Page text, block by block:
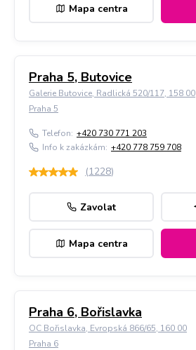
Mapa centra
Praha 5, Butovice
Galerie Butovice, Radlická 520/117, 158 00
Praha 5
Telefon: +420 730 771 203
Info k zakázkám: +420 778 759 708
(1228)
Zavolat
Mapa centra
Praha 6, Bořislavka
OC Bořislavka, Evropská 866/65, 160 00
Praha 6